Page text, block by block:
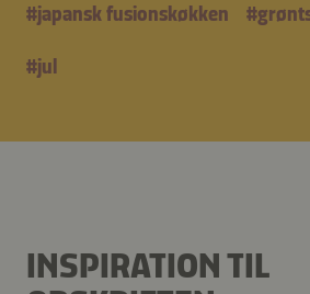
#japansk fusionskøkken #
#jul
INSPIRATION TIL